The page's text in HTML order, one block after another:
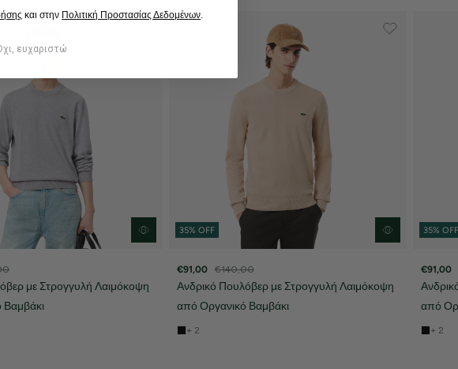
με Στρογγυλή Λαιμόκοψη
35% OFF
€91,00 €140,00
Ανδρικό Πουλόβερ με Στρογγυλή Λαιμόκοψη
από Οργανικό Βαμβάκι
+ 2
35%
€91,00
από
+ 2
και στην Πολιτική Προστασίας Δεδομένων
ευχαριστώ